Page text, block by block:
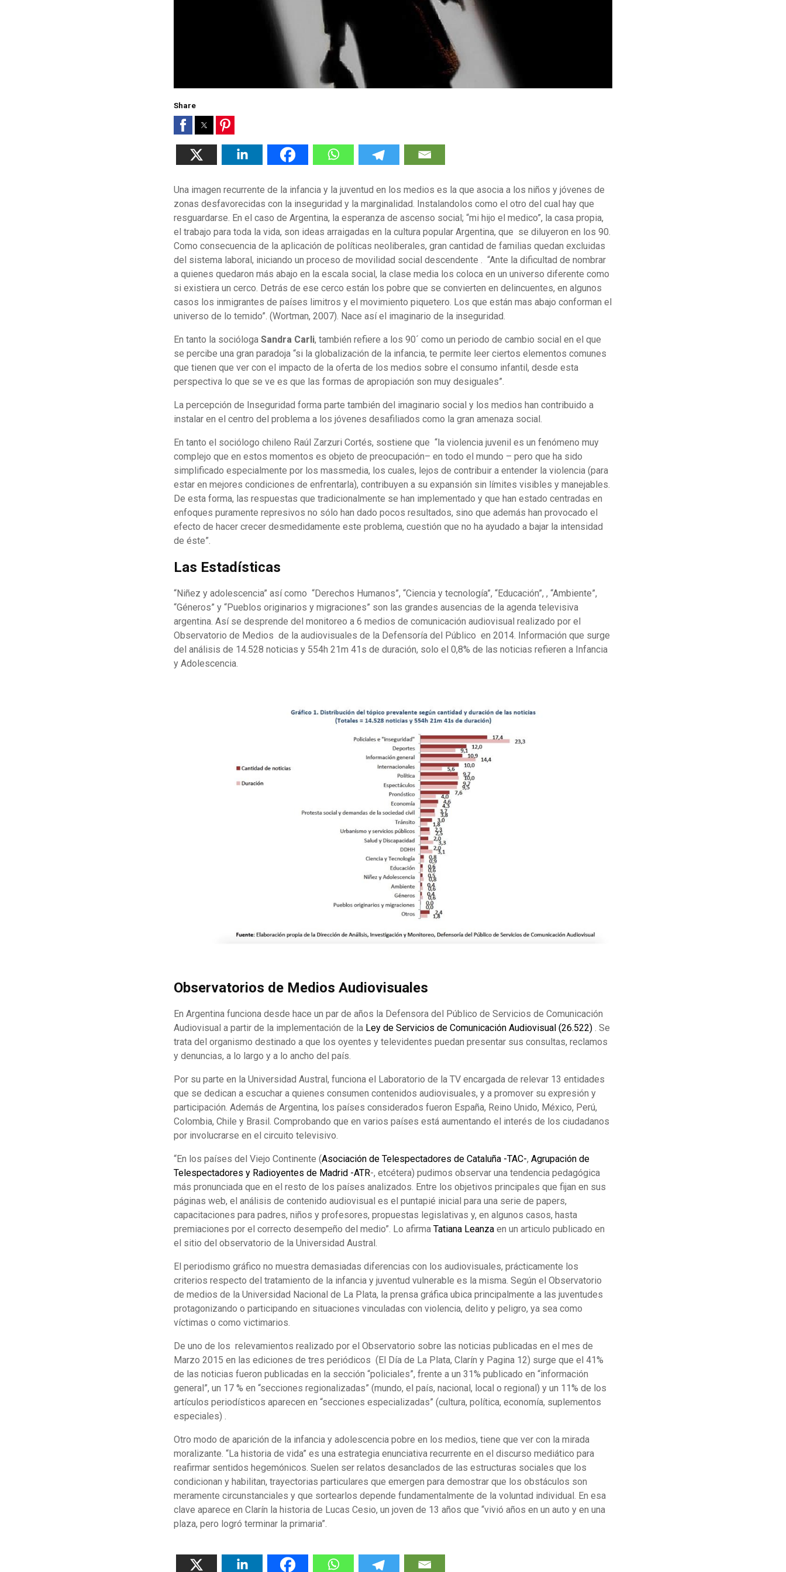
Share
Una imagen recurrente de la infancia y la juventud en los medios es la que asocia a los niños y jóvenes de
zonas desfavorecidas con la inseguridad y la marginalidad. Instalandolos como el otro del cual hay que
resguardarse. En el caso de Argentina, la esperanza de ascenso social; “mi hijo el medico”, la casa propia,
el trabajo para toda la vida, son ideas arraigadas en la cultura popular Argentina, que se diluyeron en los 90.
Como consecuencia de la aplicación de políticas neoliberales, gran cantidad de familias quedan excluidas
del sistema laboral, iniciando un proceso de movilidad social descendente . “Ante la dificultad de nombrar
a quienes quedaron más abajo en la escala social, la clase media los coloca en un universo diferente como
si existiera un cerco. Detrás de ese cerco están los pobre que se convierten en delincuentes, en algunos
casos los inmigrantes de países limitros y el movimiento piquetero. Los que están mas abajo conforman el
universo de lo temido”. (Wortman, 2007). Nace así el imaginario de la inseguridad.
En tanto la socióloga Sandra Carli, también refiere a los 90´ como un periodo de cambio social en el que
se percibe una gran paradoja “si la globalización de la infancia, te permite leer ciertos elementos comunes
que tienen que ver con el impacto de la oferta de los medios sobre el consumo infantil, desde esta
perspectiva lo que se ve es que las formas de apropiación son muy desiguales”.
La percepción de Inseguridad forma parte también del imaginario social y los medios han contribuido a
instalar en el centro del problema a los jóvenes desafiliados como la gran amenaza social.
En tanto el sociólogo chileno Raúl Zarzuri Cortés, sostiene que “la violencia juvenil es un fenómeno muy
complejo que en estos momentos es objeto de preocupación– en todo el mundo – pero que ha sido
simplificado especialmente por los massmedia, los cuales, lejos de contribuir a entender la violencia (para
estar en mejores condiciones de enfrentarla), contribuyen a su expansión sin límites visibles y manejables.
De esta forma, las respuestas que tradicionalmente se han implementado y que han estado centradas en
enfoques puramente represivos no sólo han dado pocos resultados, sino que además han provocado el
efecto de hacer crecer desmedidamente este problema, cuestión que no ha ayudado a bajar la intensidad
de éste”.
Las Estadísticas
“Niñez y adolescencia” así como “Derechos Humanos”, “Ciencia y tecnología”, “Educación”, , “Ambiente”,
“Géneros” y “Pueblos originarios y migraciones” son las grandes ausencias de la agenda televisiva
argentina. Así se desprende del monitoreo a 6 medios de comunicación audiovisual realizado por el
Observatorio de Medios de la audiovisuales de la Defensoría del Público en 2014. Información que surge
del análisis de 14.528 noticias y 554h 21m 41s de duración, solo el 0,8% de las noticias refieren a Infancia
y Adolescencia.
Observatorios de Medios Audiovisuales
En Argentina funciona desde hace un par de años la Defensora del Público de Servicios de Comunicación
Audiovisual a partir de la implementación de la Ley de Servicios de Comunicación Audiovisual (26.522) . Se
trata del organismo destinado a que los oyentes y televidentes puedan presentar sus consultas, reclamos
y denuncias, a lo largo y a lo ancho del país.
Por su parte en la Universidad Austral, funciona el Laboratorio de la TV encargada de relevar 13 entidades
que se dedican a escuchar a quienes consumen contenidos audiovisuales, y a promover su expresión y
participación. Además de Argentina, los países considerados fueron España, Reino Unido, México, Perú,
Colombia, Chile y Brasil. Comprobando que en varios países está aumentando el interés de los ciudadanos
por involucrarse en el circuito televisivo.
“En los países del Viejo Continente (Asociación de Telespectadores de Cataluña -TAC-, Agrupación de
Telespectadores y Radioyentes de Madrid -ATR-, etcétera) pudimos observar una tendencia pedagógica
más pronunciada que en el resto de los países analizados. Entre los objetivos principales que fijan en sus
páginas web, el análisis de contenido audiovisual es el puntapié inicial para una serie de papers,
capacitaciones para padres, niños y profesores, propuestas legislativas y, en algunos casos, hasta
premiaciones por el correcto desempeño del medio”. Lo afirma Tatiana Leanza en un articulo publicado en
el sitio del observatorio de la Universidad Austral.
El periodismo gráfico no muestra demasiadas diferencias con los audiovisuales, prácticamente los
criterios respecto del tratamiento de la infancia y juventud vulnerable es la misma. Según el Observatorio
de medios de la Universidad Nacional de La Plata, la prensa gráfica ubica principalmente a las juventudes
protagonizando o participando en situaciones vinculadas con violencia, delito y peligro, ya sea como
víctimas o como victimarios.
De uno de los relevamientos realizado por el Observatorio sobre las noticias publicadas en el mes de
Marzo 2015 en las ediciones de tres periódicos (El Día de La Plata, Clarín y Pagina 12) surge que el 41%
de las noticias fueron publicadas en la sección “policiales”, frente a un 31% publicado en “información
general”, un 17 % en “secciones regionalizadas” (mundo, el país, nacional, local o regional) y un 11% de los
artículos periodísticos aparecen en “secciones especializadas” (cultura, política, economía, suplementos
especiales) .
Otro modo de aparición de la infancia y adolescencia pobre en los medios, tiene que ver con la mirada
moralizante. “La historia de vida” es una estrategia enunciativa recurrente en el discurso mediático para
reafirmar sentidos hegemónicos. Suelen ser relatos desanclados de las estructuras sociales que los
condicionan y habilitan, trayectorias particulares que emergen para demostrar que los obstáculos son
meramente circunstanciales y que sortearlos depende fundamentalmente de la voluntad individual. En esa
clave aparece en Clarín la historia de Lucas Cesio, un joven de 13 años que “vivió años en un auto y en una
plaza, pero logró terminar la primaria”.